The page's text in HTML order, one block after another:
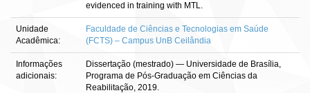
evidenced in training with MTL.
Unidade
Acadêmica:
Faculdade de Ciências e Tecnologias em Saúde
(FCTS) – Campus UnB Ceilândia
Informações
adicionais:
Dissertação (mestrado) — Universidade de Brasília,
Programa de Pós-Graduação em Ciências da
Reabilitação, 2019.